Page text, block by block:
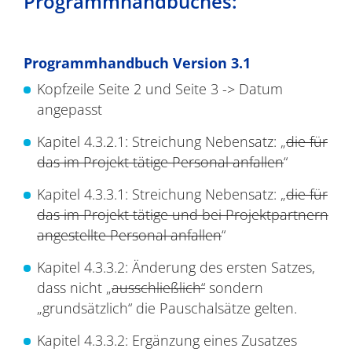
Programmhandbuch Version 3.1
Kopfzeile Seite 2 und Seite 3 -> Datum
angepasst
Kapitel 4.3.2.1: Streichung Nebensatz: „die für
das im Projekt tätige Personal anfallen“
Kapitel 4.3.3.1: Streichung Nebensatz: „die für
das im Projekt tätige und bei Projektpartnern
angestellte Personal anfallen“
Kapitel 4.3.3.2: Änderung des ersten Satzes,
dass nicht „ausschließlich“sondern
„grundsätzlich“ die Pauschalsätze gelten.
Kapitel 4.3.3.2: Ergänzung eines Zusatzes